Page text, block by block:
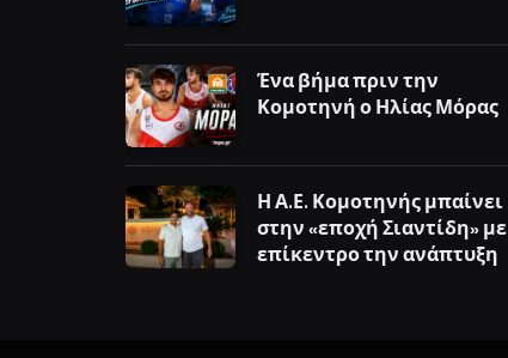
Ένα βήμα πριν την
Κομοτηνή ο Ηλίας Μόρας
Η Α.Ε. Κομοτηνής μπαίνει
στην «εποχή Σιαντίδη» με
επίκεντρο την ανάπτυξη